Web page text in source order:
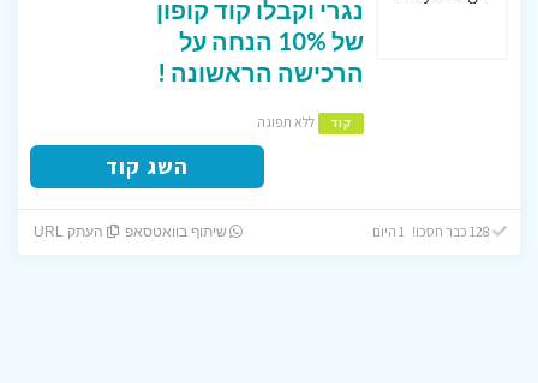
נגרי וקבלו קוד קופון
של 10% הנחה על
הרכישה הראשונה !
קוד ללא תפוגה
השג קוד
128 כבר חסכו! 1 היום שיתוף בוואטסאפ העתק URL